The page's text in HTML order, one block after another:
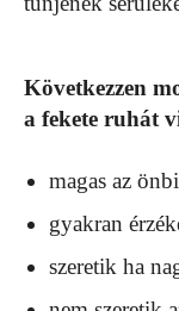
Következzen
a fekete ruhát
magas az
gyakran
szeretik ha